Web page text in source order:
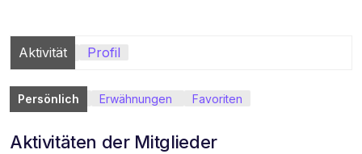
Aktivität Profil
Persönlich Erwähnungen Favoriten
Aktivitäten der Mitglieder